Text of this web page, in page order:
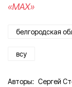
«MAX»
белгородская
всу
Авторы: Сергей